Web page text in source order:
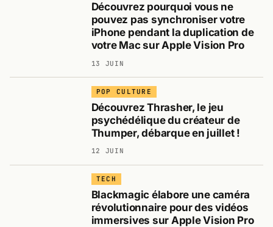
Découvrez pourquoi vous ne
pouvez pas synchroniser votre
iPhone pendant la duplication de
votre Mac sur Apple Vision Pro
13 JUIN
POP CULTURE
Découvrez Thrasher, le jeu
psychédélique du créateur de
Thumper, débarque en juillet !
12 JUIN
TECH
Blackmagic élabore une caméra
révolutionnaire pour des vidéos
immersives sur Apple Vision Pro